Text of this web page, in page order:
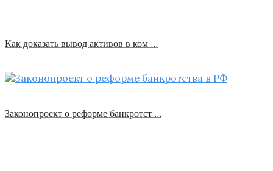
Как доказать вывод активов в ком …
Законопроект о реформе банкротст …